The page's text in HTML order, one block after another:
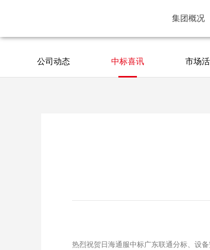
集团概况
公司动态 中标喜讯 市场
热烈祝贺日海通服中标广东联通分标、设